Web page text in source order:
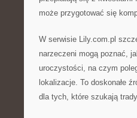
może przygotować się
W serwisie Lily.com.pl
narzeczeni mogą poznać,
uroczystości, na czym
lokalizacje. To doskonałe
dla tych, które szukają